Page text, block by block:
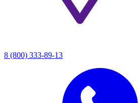
8 (800) 333-89-13